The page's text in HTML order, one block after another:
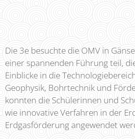
Die 3e besuchte die OMV in
einer spannenden Führung teil,
Einblicke in die
Geophysik, Bohrtechnik und
konnten die Schülerinnen und
wie innovative Verfahren in der
Erdgasförderung angewendet